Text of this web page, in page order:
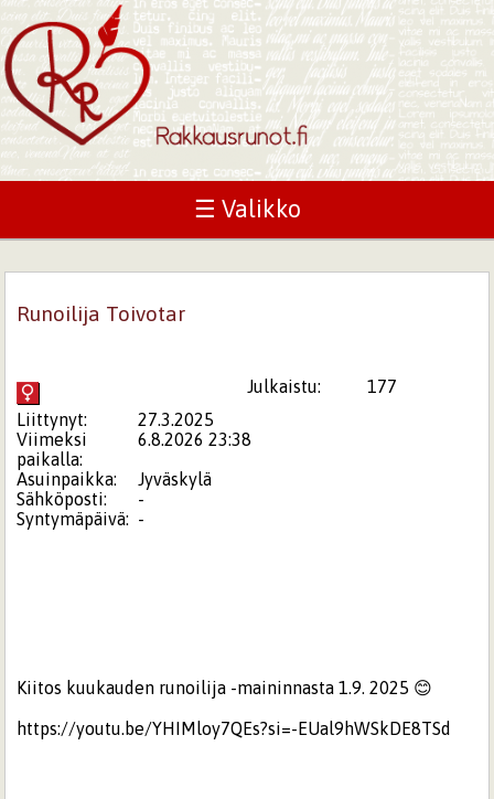
☰ Valikko
Runoilija Toivotar
Julkaistu:
177
Liittynyt:
27.3.2025
Viimeksi
paikalla:
6.8.2026 23:38
Asuinpaikka:
Jyväskylä
Sähköposti:
-
Syntymäpäivä: -
Kiitos kuukauden runoilija -maininnasta 1.9. 2025 😊
https://youtu.be/YHIMloy7QEs?si=-EUal9hWSkDE8TSd